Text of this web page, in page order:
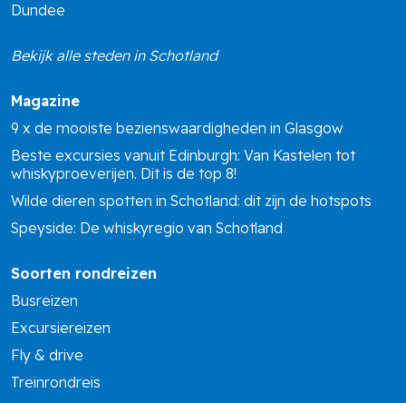
Dundee
Bekijk alle steden in Schotland
Magazine
9 x de mooiste bezienswaardigheden in Glasgow
Beste excursies vanuit Edinburgh: Van Kastelen tot
whiskyproeverijen. Dit is de top 8!
Wilde dieren spotten in Schotland: dit zijn de hotspots
Speyside: De whiskyregio van Schotland
Soorten rondreizen
Busreizen
Excursiereizen
Fly & drive
Treinrondreis